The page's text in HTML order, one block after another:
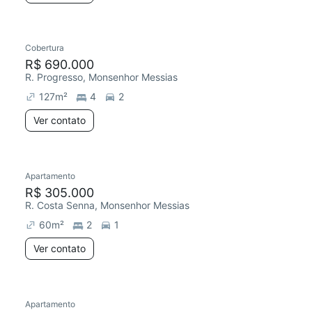
Cobertura
R$ 690.000
R. Progresso, Monsenhor Messias
127m² 4
2
Ver contato
Redecorar
Apartamento
R$ 305.000
R. Costa Senna, Monsenhor Messias
60m² 2
1
Ver contato
Apartamento